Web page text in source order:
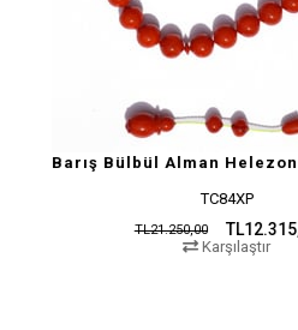
TC84XP
TL21.250,00
Karşılaştır